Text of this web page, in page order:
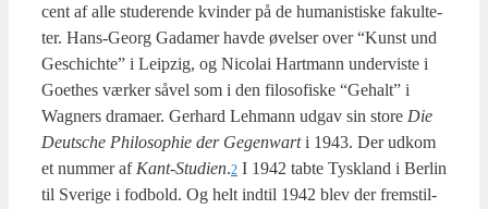
cent af alle stu­de­ren­de kvin­der på de huma­ni­sti­ske faku­l­te­
ter. Hans-Georg Gada­mer hav­de øvel­ser over “Kunst und
Ges­chi­ch­te” i Leipzig, og Nico­lai Hart­mann under­vi­ste i
Goet­hes vær­ker såvel som i den filo­so­fi­ske “Gehalt” i
Wag­ners dra­ma­er. Ger­hard Leh­mann udgav sin sto­re Die
Deut­sche Phi­los­op­hie der Gegenwarti 1943. Der udkom
et num­mer af Kant-Stu­di­en.2 I 1942 tab­te Tys­kland i Ber­lin
til Sve­ri­ge i fod­bold. Og helt ind­til 1942 blev der frem­stil­